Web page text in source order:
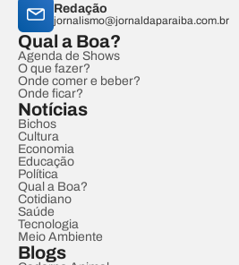
Redação
jornalismo@jornaldaparaiba.com.br
Qual a Boa?
Agenda de Shows
O que fazer?
Onde comer e beber?
Onde ficar?
Notícias
Bichos
Cultura
Economia
Educação
Política
Qual a Boa?
Cotidiano
Saúde
Tecnologia
Meio Ambiente
Blogs